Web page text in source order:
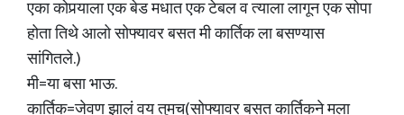
एका कोपर्‍याला एक बेड मधात एक टेबल व त्याला लागून एक सोपा
होता तिथे आलो सोफ्यावर बसत मी कार्तिक ला बसण्यास
सांगितले.)
मी=या बसा भाऊ.
कार्तिक=जेवण झालं वय तुमच(सोफ्यावर बसत कार्तिकने मला